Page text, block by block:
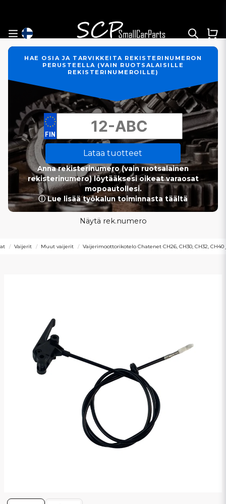
HAE OSIA JA TARVIKKEITA REKISTERINUMERON
PERUSTEELLA (VAIN RUOTSALAISILLE
REKISTERINUMEROILLE)
Lataa tuotteet
Anna rekisterinumero (vain ruotsalainen
rekisterinumero) löytääksesi oikeat varaosat
mopoautollesi.
ⓘ Lue lisää työkalun toiminnasta täältä
Näytä rek.numero
Vaijerit Muut vaijerit Vaijerimoottorikotelo Chatenet CH26, CH30, CH32, CH40